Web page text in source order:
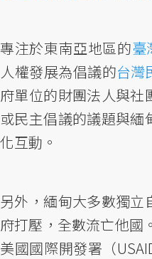
專注於東南亞地區的臺
人權發展為倡議的台灣
府單位的財團法人與
或民主倡議的議題與
化互動。
另外，緬甸大多數獨立
府打壓，全數流亡他國
美國國際開發署（